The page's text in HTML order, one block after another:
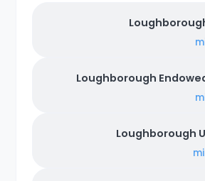
Loughborough
Loughborough